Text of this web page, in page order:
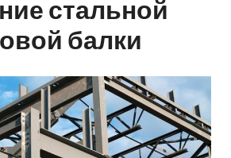
стальной
балки